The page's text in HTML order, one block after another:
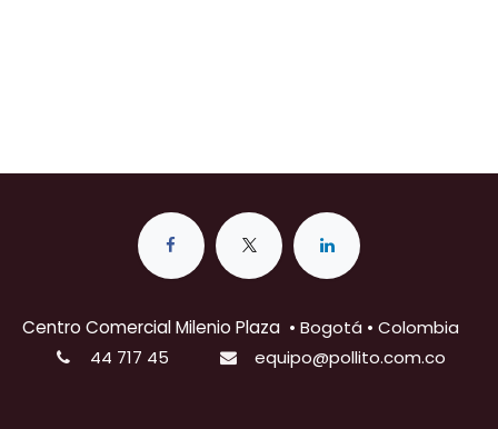
Centro Comercial Milenio Plaza • Bogotá • Colombia
44 717 45
equipo@pollito.com.co